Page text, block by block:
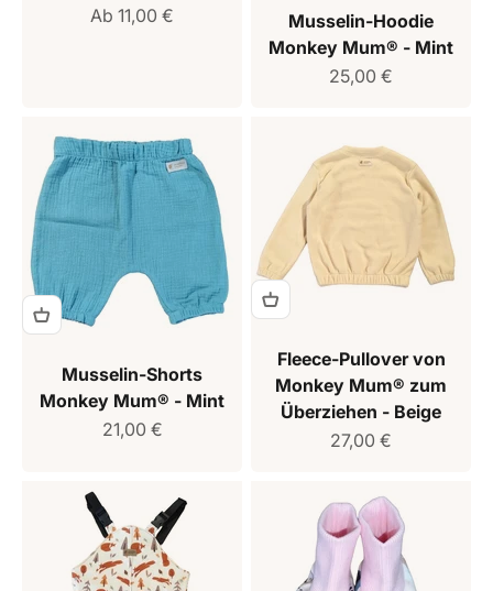
Verkaufspreis
Ab 11,00 €
Musselin-Hoodie
Monkey Mum® - Mint
Verkaufspreis
25,00 €
Musselin-Shorts
Monkey Mum® - Mint
Verkaufspreis
21,00 €
Fleece-Pullover von
Monkey Mum® zum
Überziehen - Beige
Verkaufspreis
27,00 €